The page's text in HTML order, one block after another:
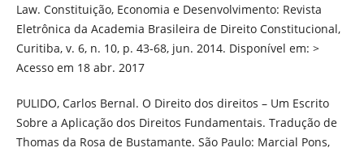
Law. Constituição, Economia e Desenvolvimento: Revista
Eletrônica da Academia Brasileira de Direito Constitucional,
Curitiba, v. 6, n. 10, p. 43-68, jun. 2014. Disponível em: >
Acesso em 18 abr. 2017
PULIDO, Carlos Bernal. O Direito dos direitos – Um Escrito
Sobre a Aplicação dos Direitos Fundamentais. Tradução de
Thomas da Rosa de Bustamante. São Paulo: Marcial Pons,